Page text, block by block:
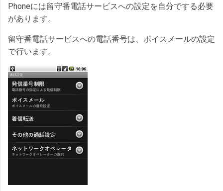
Phoneには留守番電話サービスへの設定を自分でする必要
があります。
留守番電話サービスへの電話番号は、ボイスメールの設定
で行います。